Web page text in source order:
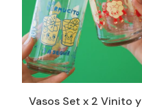
Vasos Set x 2 Vinito y